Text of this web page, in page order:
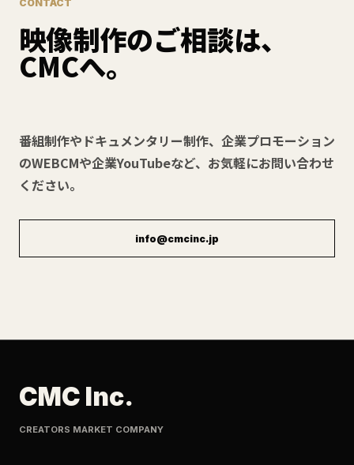
CONTACT
映像制作のご相談は、
CMCへ。
番組制作やドキュメンタリー制作、企業プロモーション
のWEBCMや企業YouTubeなど、お気軽にお問い合わせ
ください。
info@cmcinc.jp
CMC Inc.
CREATORS MARKET COMPANY